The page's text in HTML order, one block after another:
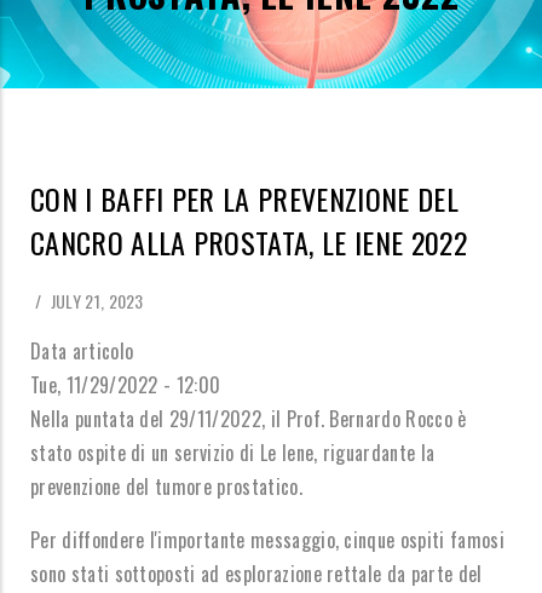
CON I BAFFI PER LA PREVENZIONE DEL
CANCRO ALLA PROSTATA, LE IENE 2022
/ JULY 21, 2023
Data articolo
Tue, 11/29/2022 - 12:00
Nella puntata del 29/11/2022, il Prof. Bernardo Rocco è
stato ospite di un servizio di Le Iene, riguardante la
prevenzione del tumore prostatico.
Per diffondere l'importante messaggio, cinque ospiti famosi
sono stati sottoposti ad esplorazione rettale da parte del